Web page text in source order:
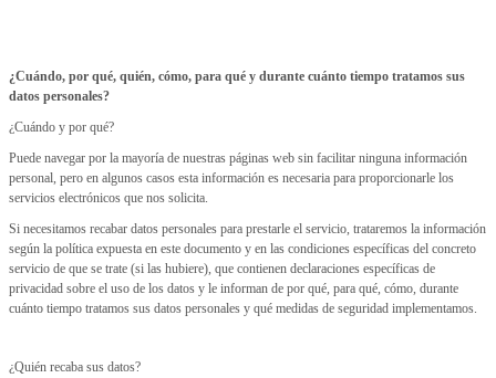
¿Cuándo, por qué, quién, cómo, para qué y durante cuánto tiempo tratamos sus
datos personales?
¿Cuándo y por qué?
Puede navegar por la mayoría de nuestras páginas web sin facilitar ninguna información
personal, pero en algunos casos esta información es necesaria para proporcionarle los
servicios electrónicos que nos solicita.
Si necesitamos recabar datos personales para prestarle el servicio, trataremos la información
según la política expuesta en este documento y en las condiciones específicas del concreto
servicio de que se trate (si las hubiere), que contienen declaraciones específicas de
privacidad sobre el uso de los datos y le informan de por qué, para qué, cómo, durante
cuánto tiempo tratamos sus datos personales y qué medidas de seguridad implementamos.
¿Quién recaba sus datos?